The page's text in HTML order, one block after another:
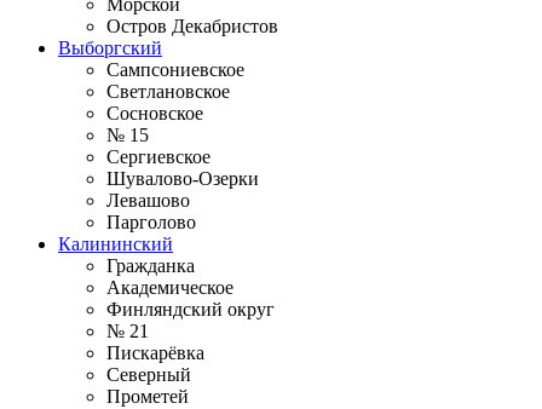
Морской
Остров Декабристов
Выборгский
Сампсониевское
Светлановское
Сосновское
№ 15
Сергиевское
Шувалово-Озерки
Левашово
Парголово
Калининский
Гражданка
Академическое
Финляндский округ
№ 21
Пискарёвка
Северный
Прометей